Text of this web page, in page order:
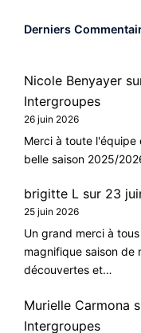
Derniers
Nicole Benyayer
Intergroupes
26 juin 2026
Merci à toute
belle saison 2025/
brigitte L sur 23
25 juin 2026
Un grand merci à
magnifique saison de
découvertes et…
Murielle Carmona
Intergroupes